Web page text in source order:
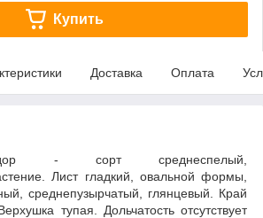
Купить
Доставка Оплата
- сорт среднеспелый,
Лист гладкий, овальной формы,
среднепузырчатый, глянцевый. Край
тупая. Дольчатость отсутствует